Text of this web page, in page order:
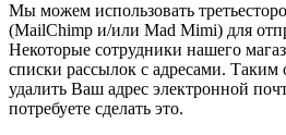
Мы можем использовать
(MailChimp и/или Mad Mimi) для
Некоторые сотрудники нашего
списки рассылок с адресами. Таким
удалить Ваш адрес электронной
потребуете сделать это.